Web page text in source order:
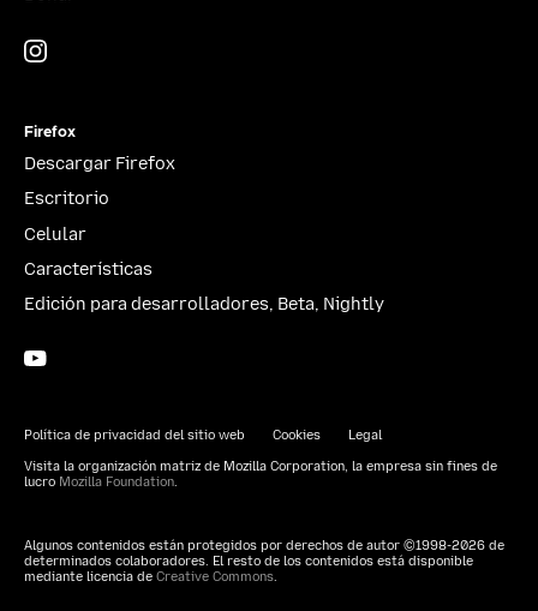
Firefox
Descargar Firefox
Escritorio
Celular
Características
Edición para desarrolladores, Beta, Nightly
Política de privacidad del sitio web Cookies Legal
Visita la organización matriz de Mozilla Corporation, la empresa sin fines de
lucro Mozilla Foundation.
Algunos contenidos están protegidos por derechos de autor ©1998-2026 de
determinados colaboradores. El resto de los contenidos está disponible
mediante licencia de Creative Commons.